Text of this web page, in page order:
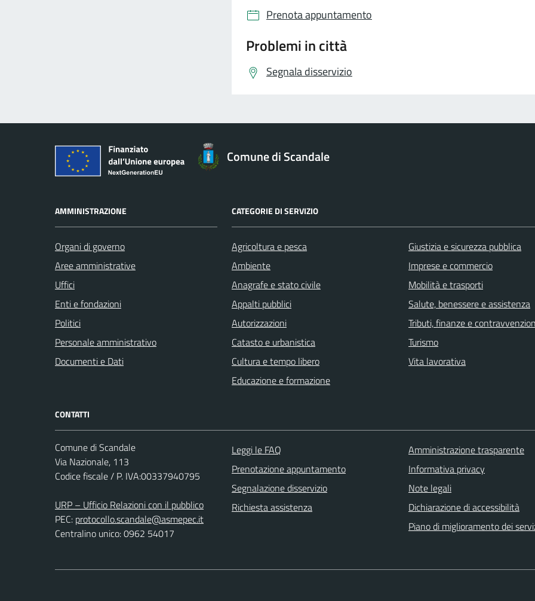
Prenota appuntamento
Problemi in città
Segnala disservizio
Comune di Scandale
AMMINISTRAZIONE
Organi di governo
Aree amministrative
Uffici
Enti e fondazioni
Politici
Personale amministrativo
Documenti e Dati
CATEGORIE DI SERVIZIO
Agricoltura e pesca
Ambiente
Anagrafe e stato civile
Appalti pubblici
Autorizzazioni
Catasto e urbanistica
Cultura e tempo libero
Educazione e formazione
Giustizia e sicurezza pubblica
Imprese e commercio
Mobilità e trasporti
Salute, benessere e assistenza
Tributi, finanze e
Turismo
Vita lavorativa
CONTATTI
Comune di Scandale
Via Nazionale, 113
Codice fiscale / P. IVA:00337940795
URP – Ufficio Relazioni con il pubblico
PEC: protocollo.scandale@asmepec.it
Centralino unico: 0962 54017
Leggi le FAQ
Prenotazione appuntamento
Segnalazione disservizio
Richiesta assistenza
Amministrazione trasparente
Informativa privacy
Note legali
Dichiarazione di accessibilità
Piano di miglioramento dei